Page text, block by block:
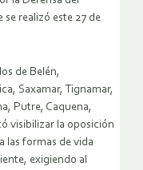
se realizó este 27 de
de Belén,
Saxamar, Tignamar,
Putre, Caquena,
visibilizar la oposición
las formas de vida
exigiendo al